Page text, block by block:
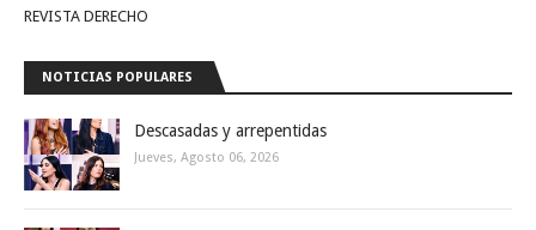
REVISTA DERECHO
NOTICIAS POPULARES
Descasadas y arrepentidas
Jueves, Agosto 06, 2026